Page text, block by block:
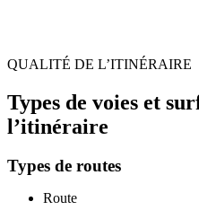
QUALITÉ DE L’ITINÉRAIRE
Types de voies et
l’itinéraire
Types de routes
Route